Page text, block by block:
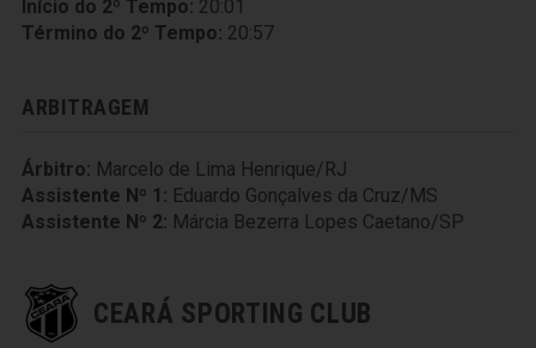
Início do 2º Tempo: 20:01
Término do 2º Tempo: 20:57
ARBITRAGEM
Árbitro: Marcelo de Lima Henrique/RJ
Assistente Nº 1: Eduardo Gonçalves da Cruz/MS
Assistente Nº 2: Márcia Bezerra Lopes Caetano/SP
CEARÁ SPORTING CLUB